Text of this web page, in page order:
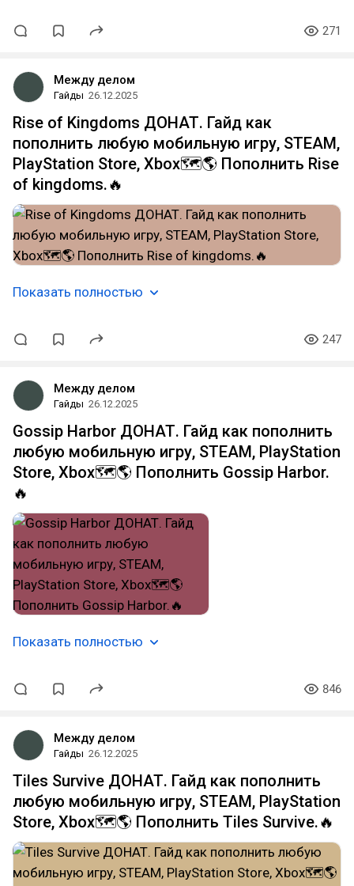
271
Между делом
Гайды 26.12.2025
Rise of Kingdoms ДОНАТ. Гайд как
пополнить любую мобильную игру, STEAM,
PlayStation Store, Xbox🗺️🌎 Пополнить Rise
of kingdoms.🔥
Показать полностью
247
Между делом
Гайды 26.12.2025
Gossip Harbor ДОНАТ. Гайд как пополнить
любую мобильную игру, STEAM, PlayStation
Store, Xbox🗺️🌎 Пополнить Gossip Harbor.
🔥
Показать полностью
846
Между делом
Гайды 26.12.2025
Tiles Survive ДОНАТ. Гайд как пополнить
любую мобильную игру, STEAM, PlayStation
Store, Xbox🗺️🌎 Пополнить Tiles Survive.🔥